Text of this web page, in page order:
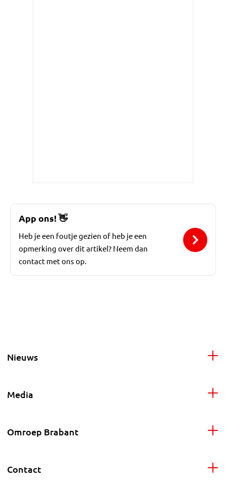
App ons!👋
Heb je een foutje gezien of heb je een
opmerking over dit artikel? Neem dan
contact met ons op.
Nieuws
Media
Omroep Brabant
Contact